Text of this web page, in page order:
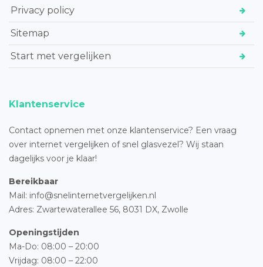
Privacy policy
Sitemap
Start met vergelijken
Klantenservice
Contact opnemen met onze klantenservice? Een vraag
over internet vergelijken of snel glasvezel? Wij staan
dagelijks voor je klaar!
Bereikbaar
Mail: info@snelinternetvergelijken.nl
Adres: Zwartewaterallee 56, 8031 DX, Zwolle
Openingstijden
Ma-Do: 08:00 – 20:00
Vrijdag: 08:00 – 22:00